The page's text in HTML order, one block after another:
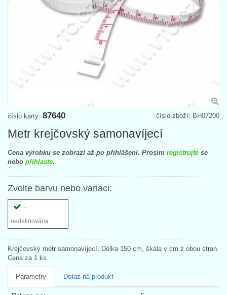
číslo zboží: BH07200
číslo karty: 87640
Metr krejčovský samonavíjecí
Cena výrobku se zobrazí až po přihlášení. Prosím registrujte se
nebo přihlaste.
Zvolte barvu nebo variaci:
-
nedefinována
Krejčovský metr samonavíjecí. Délka 150 cm, škála v cm z obou stran.
Cena za 1 ks.
Parametry Dotaz na produkt